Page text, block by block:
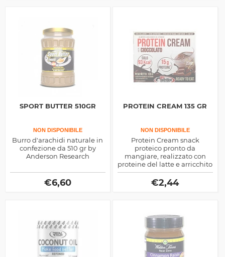
SPORT BUTTER 510GR
NON DISPONIBILE
Burro d'arachidi naturale in
confezione da 510 gr by
Anderson Research
€6,60
PROTEIN CREAM 135 GR
NON DISPONIBILE
Protein Cream snack
proteico pronto da
mangiare, realizzato con
proteine del latte e arricchito
di vitamine, ottimo per
spezzare la fame, basso in
zuccheri ma con 30g di
€2,44